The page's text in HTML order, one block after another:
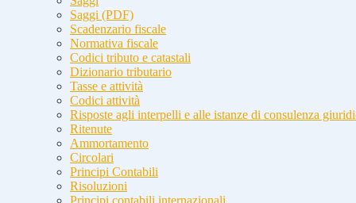
Saggi (PDF)
Scadenzario fiscale
Normativa fiscale
Codici tributo e catastali
Dizionario tributario
Tasse e attività
Codici attività
Risposte agli interpelli e alle istanze di consulenza
Ritenute
Ammortamento
Circolari
Principi Contabili
Risoluzioni
Principi contabili internazionali